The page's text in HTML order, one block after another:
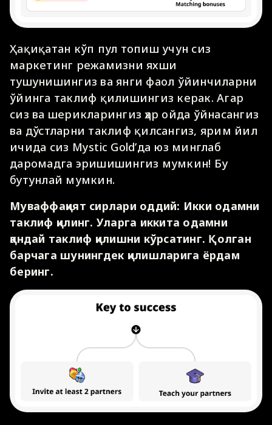
Ҳақиқатан кўп пул топиш учун сиз
маркетинг режамизни яхши
тушунишингиз ва янги фаол ўйинчиларни
ўйинга таклиф қилишингиз керак. Агар
сиз ва шерикларингиз ҳар ойда ўйнасангиз
ва дўстларни таклиф қилсангиз, ярим йил
ичида сиз Мystic Gold’да юз минглаб
даромадга эришишингиз мумкин! Бу
бутунлай мумкин.
Муваффақият сирлари оддий: Икки одамни
таклиф қилинг. Уларга иккита одамни
қандай таклиф қилишни кўрсатинг. Қолган
барчага шунингдек қилишларига ёрдам
беринг.